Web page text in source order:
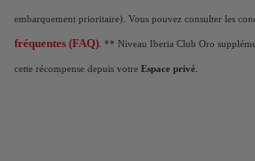
embarquement prioritaire). Vous pouvez consulter les
fréquentes (FAQ) . ** Niveau Iberia Club Oro
cette récompense depuis votre Espace privé